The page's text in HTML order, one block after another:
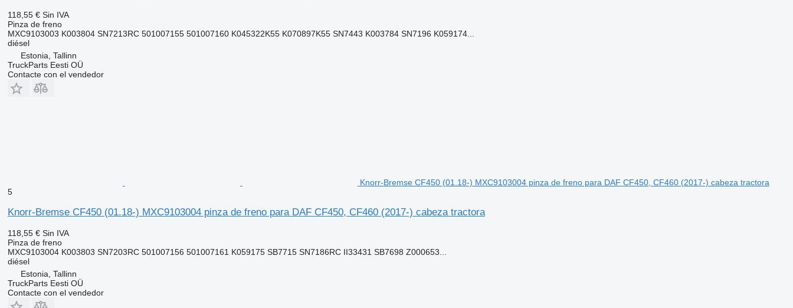
118,55 € Sin IVA
Pinza de freno
MXC9103003 K003804 SN7213RC 501007155 501007160 K045322K55 K070897K55 SN7443 K003784 SN7196 K059174...
diésel
Estonia, Tallinn
TruckParts Eesti OÜ
Contacte con el vendedor
Knorr-Bremse CF450 (01.18-) MXC9103004 pinza de freno para DAF CF450, CF460 (2017-) cabeza tractora
5
Knorr-Bremse CF450 (01.18-) MXC9103004 pinza de freno para DAF CF450, CF460 (2017-) cabeza tractora
118,55 € Sin IVA
Pinza de freno
MXC9103004 K003803 SN7203RC 501007156 501007161 K059175 SB7715 SN7186RC II33431 SB7698 Z000653...
diésel
Estonia, Tallinn
TruckParts Eesti OÜ
Contacte con el vendedor